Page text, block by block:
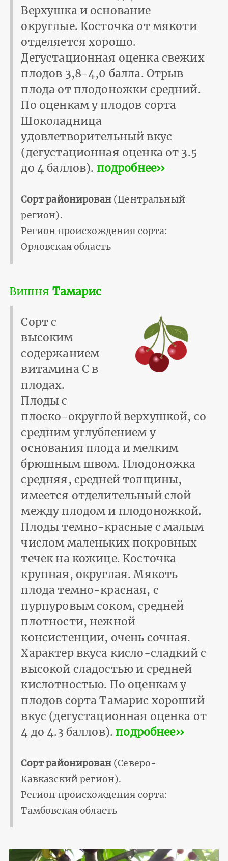
Верхушка и основание
округлые. Косточка от мякоти
отделяется хорошо.
Дегустационная оценка свежих
плодов 3,8-4,0 балла. Отрыв
плода от плодоножки средний.
По оценкам у плодов сорта
Шоколадница
удовлетворительный вкус
(дегустационная оценка от 3.5
до 4 баллов). подробнее››
Сорт районирован(Центральный
регион).
Регион происхождения сорта:
Орловская область
Вишня Тамарис
Сорт с
высоким
содержанием
витамина С в
плодах.
Плоды с
плоско-округлой верхушкой, со
средним углублением у
основания плода и мелким
брюшным швом. Плодоножка
средняя, средней толщины,
имеется отделительный слой
между плодом и плодоножкой.
Плоды темно-красные с малым
числом маленьких покровных
течек на кожице. Косточка
крупная, округлая. Мякоть
плода темно-красная, с
пурпуровым соком, средней
плот­ности, нежной
консистенции, очень сочная.
Характер вкуса кисло-сладкий с
высокой сладостью и средней
кис­лотностью. По оценкам у
плодов сорта Тамарис хороший
вкус (дегустационная оценка от
4 до 4.3 баллов). подробнее››
Сорт районирован(Северо-
Кавказский регион).
Регион происхождения сорта:
Тамбовская область